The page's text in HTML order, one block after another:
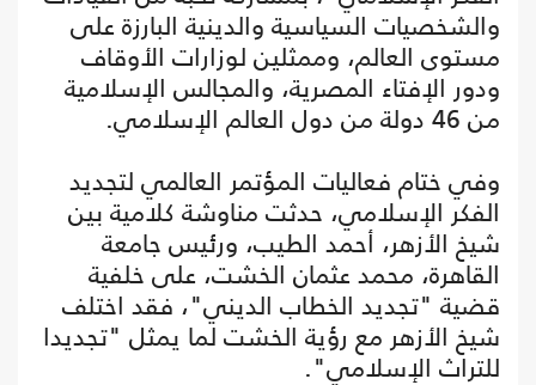
والشخصيات السياسية والدينية البارزة على
مستوى العالم، وممثلين لوزارات الأوقاف
ودور الإفتاء المصرية، والمجالس الإسلامية
من 46 دولة من دول العالم الإسلامي.
وفي ختام فعاليات المؤتمر العالمي لتجديد
الفكر الإسلامي، حدثت مناوشة كلامية بين
شيخ الأزهر، أحمد الطيب، ورئيس جامعة
القاهرة، محمد عثمان الخشت، على خلفية
قضية "تجديد الخطاب الديني"، فقد اختلف
شيخ الأزهر مع رؤية الخشت لما يمثل "تجديدا
للتراث الإسلامي".